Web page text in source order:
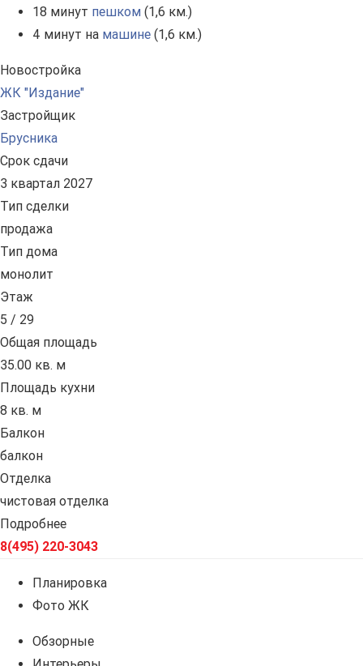
18 минут пешком (1,6 км.)
4 минут на машине (1,6 км.)
Новостройка
ЖК "Издание"
Застройщик
Брусника
Срок сдачи
3 квартал 2027
Тип сделки
продажа
Тип дома
монолит
Этаж
5 / 29
Общая площадь
35.00 кв. м
Площадь кухни
8 кв. м
Балкон
балкон
Отделка
чистовая отделка
Подробнее
8(495) 220-3043
Планировка
Фото ЖК
Обзорные